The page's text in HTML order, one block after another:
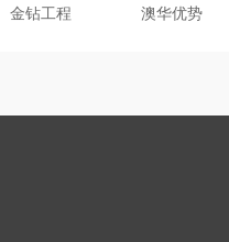
金钻工程 澳华优势